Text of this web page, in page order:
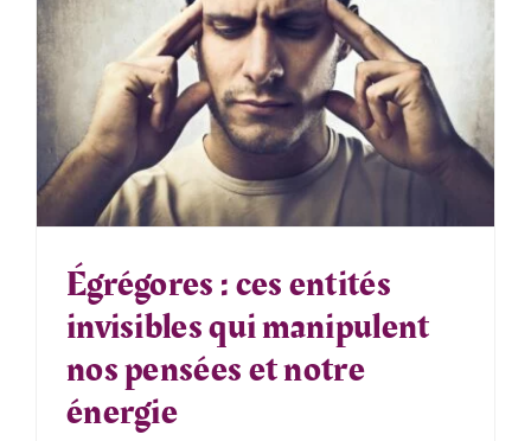
Égrégores : ces entités
invisibles qui manipulent
nos pensées et notre
énergie